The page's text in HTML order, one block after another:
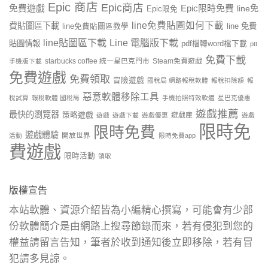
免費遊戲 Epic 商店 Epic商店 Epic限免 Epic限時免費 line免
費貼圖區下載
line免費貼圖區教學 line免費貼圖如何下載
line 免費
貼圖情報
line貼圖區下載 Line 電腦版下載 pdf檔轉word檔下載 ptt
手機版下載 starbucks coffee 統一星巴克門市 Steam免費遊戲 免費下載
免費遊戲 免費領取 冒險遊戲 國稅局 網路報稅軟體 報稅扣除額 報
稅試算 報稅軟體 國稅局 惡意軟體移除工具 手機拍照特效軟體 星巴克優惠
最快的瀏覽器 策略遊戲 遊戲 遊戲下載 遊戲優惠 遊戲庫 遊戲推薦 遊戲
活動 遊戲體驗 開放世界 限時免費 限時免費app
限時免
費遊戲 限時活動 領取
版權宣告
本站軟體、資源介紹皆為小編精心撰寫，可能會有少部
份軟體簡介是由網路上搜尋節錄而來，若有侵犯到您的
權益請留言告知，筆者於收到通知後立即移除，若有冒
犯請多見諒。